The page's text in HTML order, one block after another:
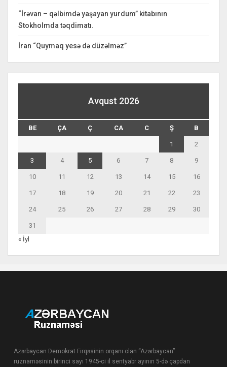
“İrəvan – qəlbimdə yaşayan yurdum” kitabının
Stokholmda təqdimatı.
İran “Quymaq yesə də düzəlməz”
Avqust 2026
BE ÇA Ç CA C Ş B
1 2
3 4 5 6 7 8 9
10 11 12 13 14 15 16
17 18 19 20 21 22 23
24 25 26 27 28 29 30
31
« İyl
Azərbaycan Demokrat Firqəsinin orqanı olan “Azərbaycan”
ruznaməsinin birinci sayı 1945-ci il sentyabr ayının 5-də çapdan